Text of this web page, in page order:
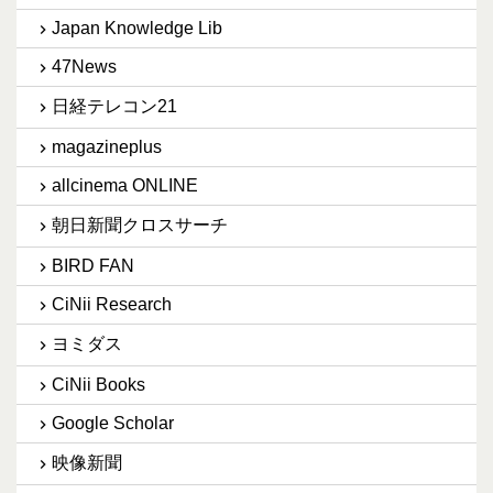
Japan Knowledge Lib
47News
日経テレコン21
magazineplus
allcinema ONLINE
朝日新聞クロスサーチ
BIRD FAN
CiNii Research
ヨミダス
CiNii Books
Google Scholar
映像新聞